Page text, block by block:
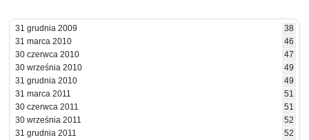
31 grudnia 2009
38
31 marca 2010
46
30 czerwca 2010
47
30 września 2010
49
31 grudnia 2010
49
31 marca 2011
51
30 czerwca 2011
51
30 września 2011
52
31 grudnia 2011
52